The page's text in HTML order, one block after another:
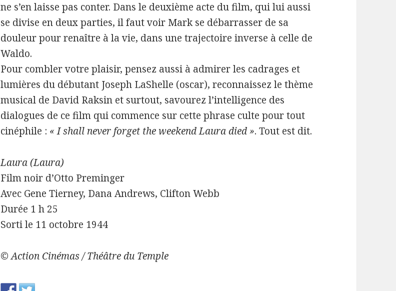
ne s’en laisse pas conter. Dans le deuxième acte du film, qui lui aussi
se divise en deux parties, il faut voir Mark se débarrasser de sa
douleur pour renaître à la vie, dans une trajectoire inverse à celle de
Waldo.
Pour combler votre plaisir, pensez aussi à admirer les cadrages et
lumières du débutant Joseph LaShelle (oscar), reconnaissez le thème
musical de David Raksin et surtout, savourez l’intelligence des
dialogues de ce film qui commence sur cette phrase culte pour tout
cinéphile : « I shall never forget the weekend Laura died ». Tout est dit.
Laura (Laura)
Film noir d’Otto Preminger
Avec Gene Tierney, Dana Andrews, Clifton Webb
Durée 1 h 25
Sorti le 11 octobre 1944
© Action Cinémas / Théâtre du Temple